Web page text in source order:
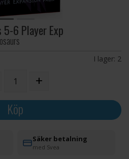
6 Player Exp
I lager: 2
+
Köp
Säker betalning
med Svea